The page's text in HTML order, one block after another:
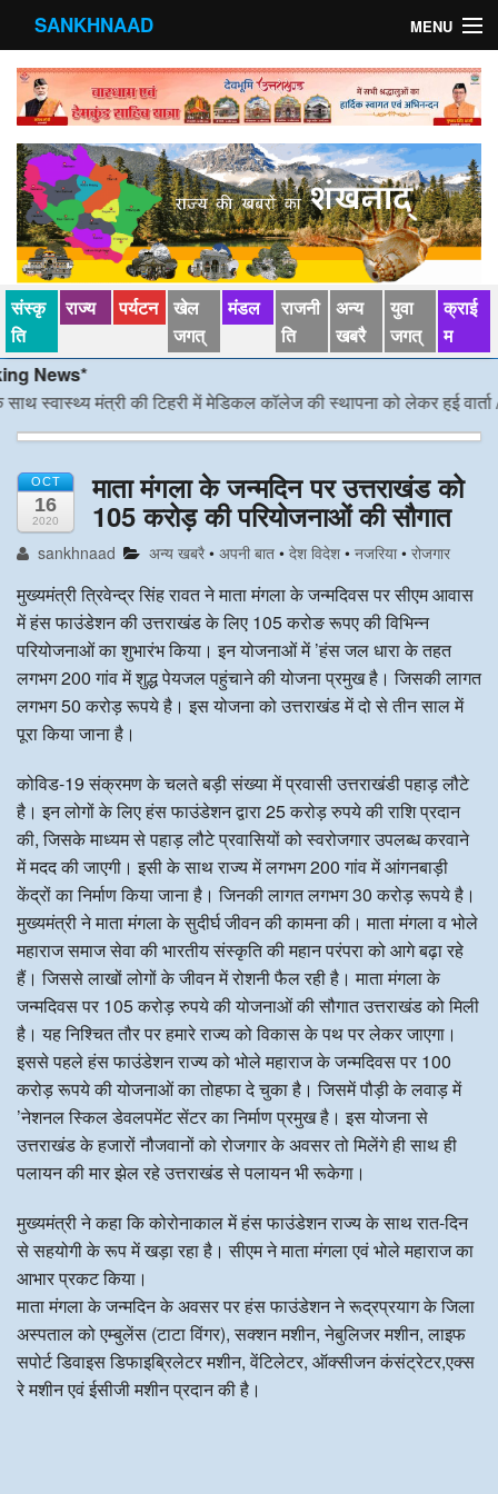
SANKHNAAD MENU
मुख्य पृष्ठ
राज्य
मंडल
संस्कृति
खेल जगत्
पर्यटन
पड़ोसी राज्य
स्वास्‍थ्य
देश विदेश
अन्य खबरै
संस्कृ
ति
राज्य पर्यटन खेल
जगत्
मंडल
राजनी
ति
अन्य
खबरै
युवा
जगत्
क्राई
म
मंत्री की टिहरी में मेडिकल कॉलेज की स्थापना को लेकर हुई वार्ता/*/
OCT
16
2020
माता मंगला के जन्मदिन पर उत्तराखंड को
105 करोड़ की परियोजनाओं की सौगात
sankhnaad अन्य खबरै •अपनी बात •देश विदेश •नजरिया•रोजगार
मुख्यमंत्री त्रिवेन्द्र सिंह रावत ने माता मंगला के जन्मदिवस पर सीएम आवास
में हंस फाउंडेशन की उत्तराखंड के लिए 105 करोङ रूपए की विभिन्न
परियोजनाओं का शुभारंभ किया। इन योजनाओं में ’हंस जल धारा के तहत
लगभग 200 गांव में शुद्ध पेयजल पहुंचाने की योजना प्रमुख है। जिसकी लागत
लगभग 50 करोड़ रूपये है। इस योजना को उत्तराखंड में दो से तीन साल में
पूरा किया जाना है।
कोविड-19 संक्रमण के चलते बड़ी संख्या में प्रवासी उत्तराखंडी पहाड़ लौटे
है। इन लोगों के लिए हंस फाउंडेशन द्वारा 25 करोड़ रुपये की राशि प्रदान
की, जिसके माध्यम से पहाड़ लौटे प्रवासियों को स्वरोजगार उपलब्ध करवाने
में मदद की जाएगी। इसी के साथ राज्य में लगभग 200 गांव में आंगनबाड़ी
केंद्रों का निर्माण किया जाना है। जिनकी लागत लगभग 30 करोड़ रूपये है।
मुख्यमंत्री ने माता मंगला के सुदीर्घ जीवन की कामना की। माता मंगला व भोले
महाराज समाज सेवा की भारतीय संस्कृति की महान परंपरा को आगे बढ़ा रहे
हैं। जिससे लाखों लोगों के जीवन में रोशनी फैल रही है। माता मंगला के
जन्मदिवस पर 105 करोड़ रुपये की योजनाओं की सौगात उत्तराखंड को मिली
है। यह निश्चित तौर पर हमारे राज्य को विकास के पथ पर लेकर जाएगा।
इससे पहले हंस फाउंडेशन राज्य को भोले महाराज के जन्मदिवस पर 100
करोड़ रूपये की योजनाओं का तोहफा दे चुका है। जिसमें पौड़ी के लवाड़ में
’नेशनल स्किल डेवलपमेंट सेंटर का निर्माण प्रमुख है। इस योजना से
उत्तराखंड के हजारों नौजवानों को रोजगार के अवसर तो मिलेंगे ही साथ ही
पलायन की मार झेल रहे उत्तराखंड से पलायन भी रूकेगा।
मुख्यमंत्री ने कहा कि कोरोनाकाल में हंस फाउंडेशन राज्य के साथ रात-दिन
से सहयोगी के रूप में खड़ा रहा है। सीएम ने माता मंगला एवं भोले महाराज का
आभार प्रकट किया।
माता मंगला के जन्मदिन के अवसर पर हंस फाउंडेशन ने रूद्रप्रयाग के जिला
अस्पताल को एम्बुलेंस (टाटा विंगर), सक्शन मशीन, नेबुलिजर मशीन, लाइफ
सपोर्ट डिवाइस डिफाइब्रिलेटर मशीन, वेंटिलेटर, ऑक्सीजन कंसंट्रेटर,एक्स
रे मशीन एवं ईसीजी मशीन प्रदान की है।